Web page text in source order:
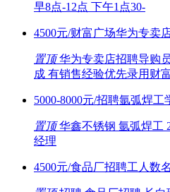
早8点-12点 下午1点30-
4500元/财富广场华为专卖
置顶华为专卖店招聘导购
成 有销售经验优先录用财
5000-8000元/招聘氩弧焊工
置顶华鑫不锈钢 氩弧焊工
经理
4500元/食品厂招聘工人数名